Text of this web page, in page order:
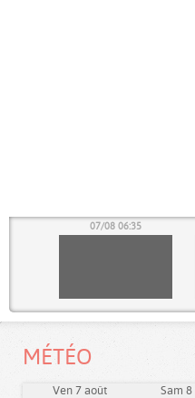
07/08 06:35
MÉTÉO
Ven 7 août Sam 8